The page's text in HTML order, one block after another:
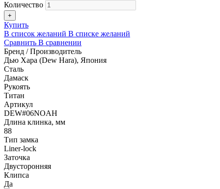
Количество
+
Купить
В список желаний В списке желаний
Сравнить В сравнении
Бренд / Производитель
Дью Хара (Dew Hara), Япония
Сталь
Дамаск
Рукоять
Титан
Артикул
DEW#06NOAH
Длина клинка, мм
88
Тип замка
Liner-lock
Заточка
Двусторонняя
Клипса
Да